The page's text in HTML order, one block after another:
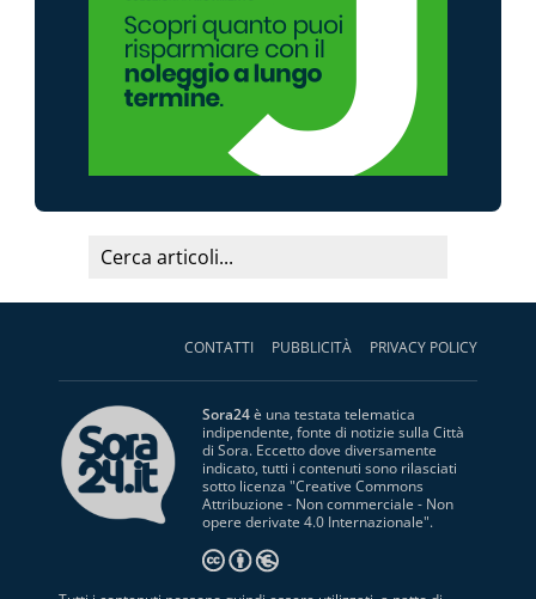
CONTATTI PUBBLICITÀ PRIVACY POLICY
Sora24è una testata telematica
indipendente, fonte di notizie sulla Città
di Sora. Eccetto dove diversamente
indicato, tutti i contenuti sono rilasciati
sotto licenza "Creative Commons
Attribuzione - Non commerciale - Non
opere derivate 4.0 Internazionale".